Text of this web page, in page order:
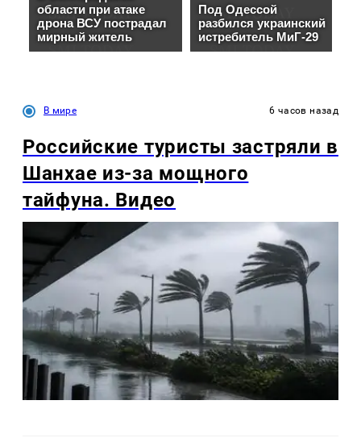
В мире 6 часов назад
Российские туристы застряли в
Шанхае из-за мощного
тайфуна. Видео